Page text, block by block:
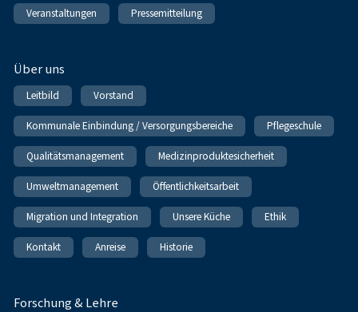
Veranstaltungen Pressemitteilung
Über uns
Leitbild Vorstand
Kommunale Einbindung / Versorgungsbereiche Pflegeschule
Qualitätsmanagement Medizinproduktesicherheit
Umweltmanagement Öffentlichkeitsarbeit
Migration und Integration Unsere Küche Ethik
Kontakt Anreise Historie
Forschung & Lehre